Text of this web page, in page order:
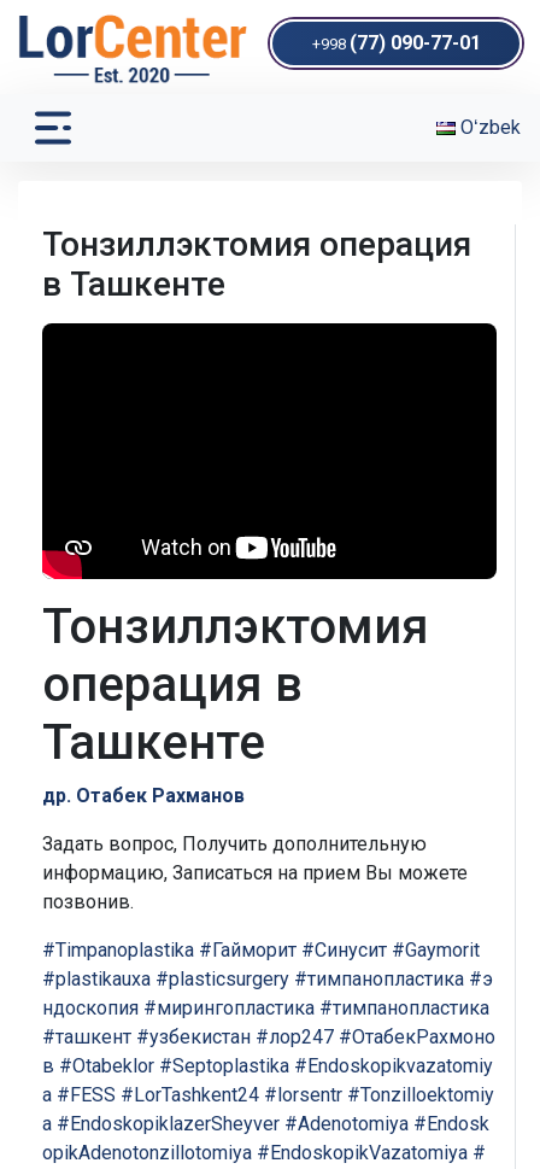
+998 (77) 090-77-01
Oʻzbek
Тонзиллэктомия операция
в Ташкенте
Тонзиллэктомия
операция в
Ташкенте
др. Отабек Рахманов
Задать вопрос, Получить дополнительную
информацию, Записаться на прием Вы можете
позвонив.
#Timpanoplastika #Гайморит #Синусит #Gaymorit
#plastikauxa #plasticsurgery #тимпанопластика #э
ндоскопия #мирингопластика #тимпанопластика
#ташкент #узбекистан #лор247 #ОтабекРахмоно
в #Otabeklor #Septoplastika #Endoskopikvazatomiy
a #FESS #LorTashkent24 #lorsentr #Tonzilloektomiy
a #EndoskopiklazerSheyver #Adenotomiya #Endosk
opikAdenotonzillotomiya #EndoskopikVazatomiya #